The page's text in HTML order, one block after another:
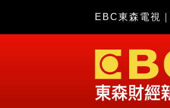
EBC東森電視